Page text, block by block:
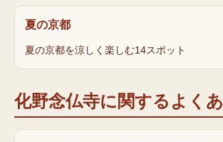
夏の京都
夏の京都を涼しく楽しむ14スポット
化野念仏寺に関するよく